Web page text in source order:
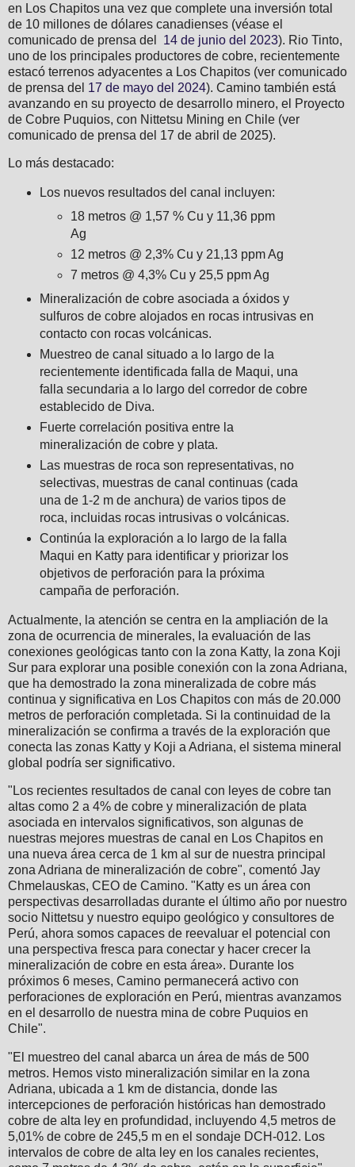
en Los Chapitos una vez que complete una inversión total
de 10 millones de dólares canadienses (véase el
comunicado de prensa del 14 de junio del 2023). Rio Tinto,
uno de los principales productores de cobre, recientemente
estacó terrenos adyacentes a Los Chapitos (ver comunicado
de prensa del 17 de mayo del 2024). Camino también está
avanzando en su proyecto de desarrollo minero, el Proyecto
de Cobre Puquios, con Nittetsu Mining en Chile (ver
comunicado de prensa del 17 de abril de 2025).
Lo más destacado:
Los nuevos resultados del canal incluyen:
18 metros @ 1,57 % Cu y 11,36 ppm
Ag
12 metros @ 2,3% Cu y 21,13 ppm Ag
7 metros @ 4,3% Cu y 25,5 ppm Ag
Mineralización de cobre asociada a óxidos y
sulfuros de cobre alojados en rocas intrusivas en
contacto con rocas volcánicas.
Muestreo de canal situado a lo largo de la
recientemente identificada falla de Maqui, una
falla secundaria a lo largo del corredor de cobre
establecido de Diva.
Fuerte correlación positiva entre la
mineralización de cobre y plata.
Las muestras de roca son representativas, no
selectivas, muestras de canal continuas (cada
una de 1-2 m de anchura) de varios tipos de
roca, incluidas rocas intrusivas o volcánicas.
Continúa la exploración a lo largo de la falla
Maqui en Katty para identificar y priorizar los
objetivos de perforación para la próxima
campaña de perforación.
Actualmente, la atención se centra en la ampliación de la
zona de ocurrencia de minerales, la evaluación de las
conexiones geológicas tanto con la zona Katty, la zona Koji
Sur para explorar una posible conexión con la zona Adriana,
que ha demostrado la zona mineralizada de cobre más
continua y significativa en Los Chapitos con más de 20.000
metros de perforación completada. Si la continuidad de la
mineralización se confirma a través de la exploración que
conecta las zonas Katty y Koji a Adriana, el sistema mineral
global podría ser significativo.
"Los recientes resultados de canal con leyes de cobre tan
altas como 2 a 4% de cobre y mineralización de plata
asociada en intervalos significativos, son algunas de
nuestras mejores muestras de canal en Los Chapitos en
una nueva área cerca de 1 km al sur de nuestra principal
zona Adriana de mineralización de cobre", comentó Jay
Chmelauskas, CEO de Camino. "Katty es un área con
perspectivas desarrolladas durante el último año por nuestro
socio Nittetsu y nuestro equipo geológico y consultores de
Perú, ahora somos capaces de reevaluar el potencial con
una perspectiva fresca para conectar y hacer crecer la
mineralización de cobre en esta área». Durante los
próximos 6 meses, Camino permanecerá activo con
perforaciones de exploración en Perú, mientras avanzamos
en el desarrollo de nuestra mina de cobre Puquios en
Chile".
"El muestreo del canal abarca un área de más de 500
metros. Hemos visto mineralización similar en la zona
Adriana, ubicada a 1 km de distancia, donde las
intercepciones de perforación históricas han demostrado
cobre de alta ley en profundidad, incluyendo 4,5 metros de
5,01% de cobre de 245,5 m en el sondaje DCH-012. Los
intervalos de cobre de alta ley en los canales recientes,